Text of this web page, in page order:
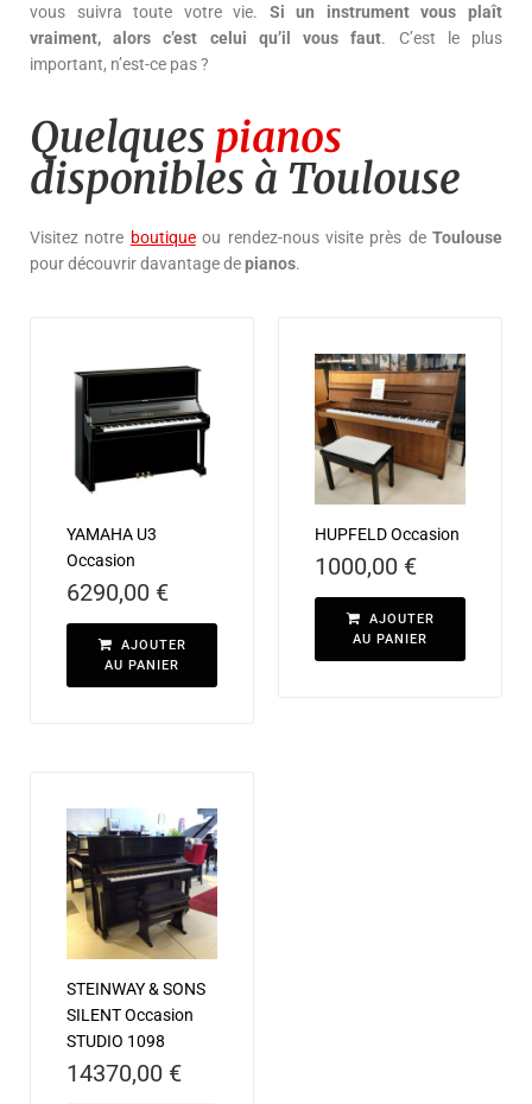
vous suivra toute votre vie. Si un instrument vous plaît
vraiment, alors c’est celui qu’il vous faut. C’est le plus
important, n’est-ce pas ?
Quelques pianos
disponibles à Toulouse
Visitez notre boutiqueou rendez-nous visite près de Toulouse
pour découvrir davantage depianos.
YAMAHA U3
Occasion
6290,00 €
AJOUTER
AU PANIER
HUPFELD Occasion
1000,00 €
AJOUTER
AU PANIER
STEINWAY & SONS
SILENT Occasion
STUDIO 1098
14370,00 €